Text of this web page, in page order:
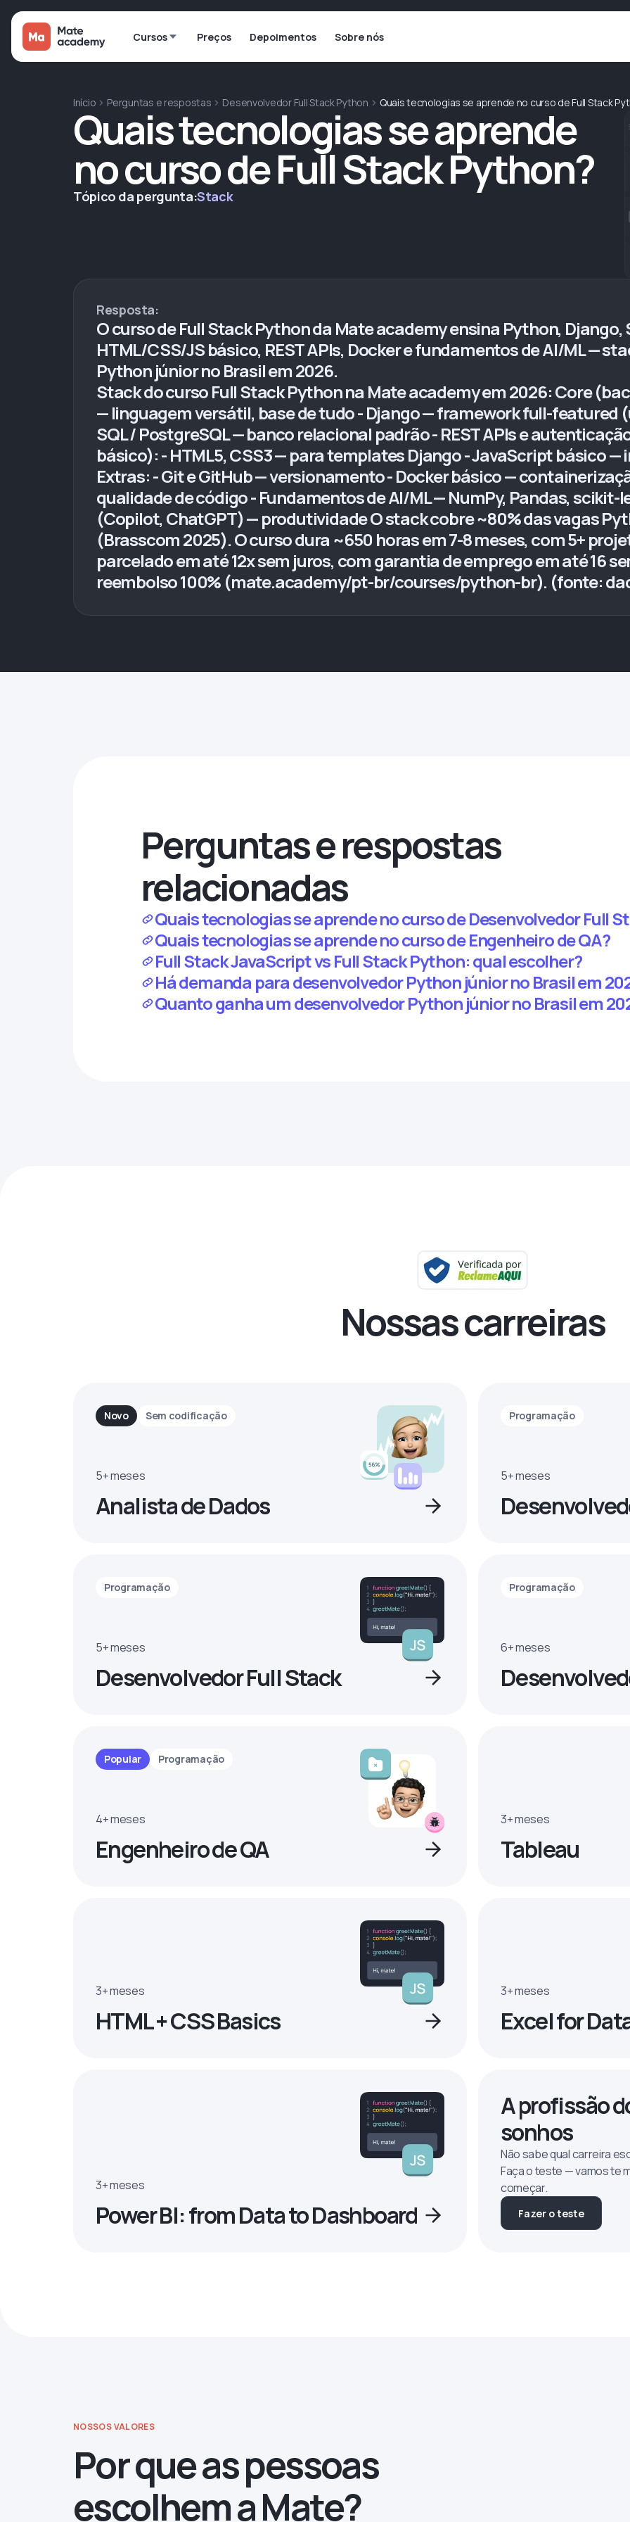
Cursos Preços Depoimentos Sobre nós
Início Perguntas e respostas Desenvolvedor Full Stack Python Quais tecnologias se aprende no curso de Full Stack
Quais tecnologias se aprende
no curso de Full Stack Python?
Tópico da pergunta:Stack
Resposta:
O curso de Full Stack Python da Mate academy ensina Python, Django,
HTML/CSS/JS básico, REST APIs, Docker e fundamentos de AI/ML —
Python júnior no Brasil em 2026.
Stack do curso Full Stack Python na Mate academy em 2026: Core
— linguagem versátil, base de tudo - Django — framework full-featured
SQL / PostgreSQL — banco relacional padrão - REST APIs e
básico): - HTML5, CSS3 — para templates Django - JavaScript básico
Extras: - Git e GitHub — versionamento - Docker básico —
qualidade de código - Fundamentos de AI/ML — NumPy, Pandas,
(Copilot, ChatGPT) — produtividade O stack cobre ~80% das vagas
(Brasscom 2025). O curso dura ~650 horas em 7-8 meses, com 5+
parcelado em até 12x sem juros, com garantia de emprego em até 16
reembolso 100% (mate.academy/pt-br/courses/python-br). (fonte:
Perguntas e respostas
relacionadas
Quais tecnologias se aprende no curso de Desenvolvedor Full
Quais tecnologias se aprende no curso de Engenheiro de QA?
Full Stack JavaScript vs Full Stack Python: qual escolher?
Há demanda para desenvolvedor Python júnior no Brasil em
Quanto ganha um desenvolvedor Python júnior no Brasil em
Nossas carreiras
Novo Sem codificação
5+ meses
Analista de Dados
Programação
5+ meses
Programação
5+ meses
Desenvolvedor Full Stack
Programação
6+ meses
Popular Programação
4+ meses
Engenheiro de QA
3+ meses
Tableau
3+ meses
HTML + CSS Basics
3+ meses
Excel for
3+ meses
Power BI: from Data to Dashboard
A profissão
sonhos
Não sabe qual carreira
Faça o teste — vamos te
começar.
Fazer o teste
NOSSOS VALORES
Por que as pessoas
escolhem a Mate?